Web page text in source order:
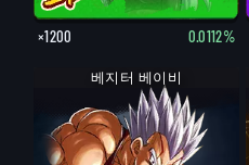
×1200 0.0112%
베지터 베이비